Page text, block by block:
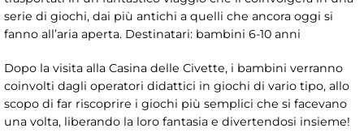
serie di giochi, dai più antichi a quelli che ancora oggi si
fanno all’aria aperta. Destinatari: bambini 6-10 anni
Dopo la visita alla Casina delle Civette, i bambini verranno
coinvolti dagli operatori didattici in giochi di vario tipo, allo
scopo di far riscoprire i giochi più semplici che si facevano
una volta, liberando la loro fantasia e divertendosi insieme!